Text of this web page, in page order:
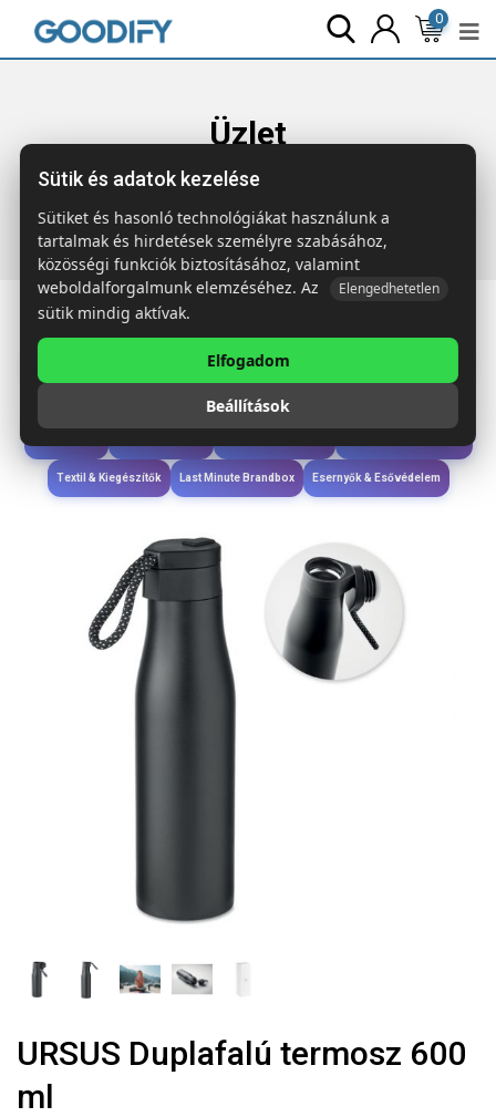
0
Üzlet
Főoldal Termékek Étkezés & Ivás
termosz 600 ml
Étkezés & Ivás
Wellness & Ápolás
Textil & Kiegészítők Last Minute Brandbox Esernyők & Esővédelem
URSUS Duplafalú termosz 600
ml
Sütik és adatok kezelése
Sütiket és hasonló technológiákat használunk a
tartalmak és hirdetések személyre szabásához,
közösségi funkciók biztosításához, valamint
weboldalforgalmunk elemzéséhez. Az
Elengedhetetlen
sütik mindig aktívak.
Elfogadom
Beállítások